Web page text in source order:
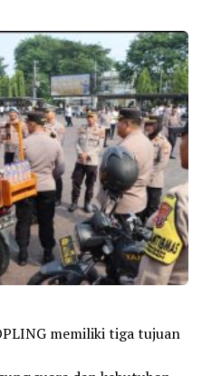
memiliki tiga tujuan